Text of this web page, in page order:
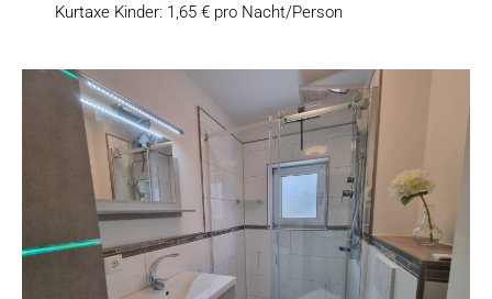
Kurtaxe Kinder: 1,65 € pro Nacht/Person